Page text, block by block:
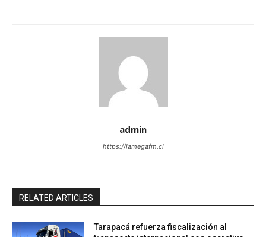
admin
https://lamegafm.cl
RELATED ARTICLES
Tarapacá refuerza fiscalización al